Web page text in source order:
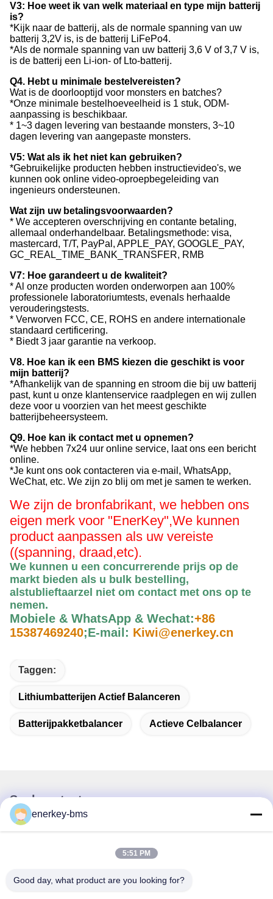
V3: Hoe weet ik van welk materiaal en type mijn batterij
is?
*Kijk naar de batterij, als de normale spanning van uw
batterij 3,2V is, is de batterij LiFePo4.
*Als de normale spanning van uw batterij 3,6 V of 3,7 V is,
is de batterij een Li-ion- of Lto-batterij.
Q4. Hebt u minimale bestelvereisten?
Wat is de doorlooptijd voor monsters en batches?
*Onze minimale bestelhoeveelheid is 1 stuk, ODM-
aanpassing is beschikbaar.
* 1~3 dagen levering van bestaande monsters, 3~10
dagen levering van aangepaste monsters.
V5: Wat als ik het niet kan gebruiken?
*Gebruikelijke producten hebben instructievideo's, we
kunnen ook online video-oproepbegeleiding van
ingenieurs ondersteunen.
Wat zijn uw betalingsvoorwaarden?
* We accepteren overschrijving en contante betaling,
allemaal onderhandelbaar. Betalingsmethode: visa,
mastercard, T/T, PayPal, APPLE_PAY, GOOGLE_PAY,
GC_REAL_TIME_BANK_TRANSFER, RMB
V7: Hoe garandeert u de kwaliteit?
* Al onze producten worden onderworpen aan 100%
professionele laboratoriumtests, evenals herhaalde
verouderingstests.
* Verworven FCC, CE, ROHS en andere internationale
standaard certificering.
* Biedt 3 jaar garantie na verkoop.
V8. Hoe kan ik een BMS kiezen die geschikt is voor
mijn batterij?
*Afhankelijk van de spanning en stroom die bij uw batterij
past, kunt u onze klantenservice raadplegen en wij zullen
deze voor u voorzien van het meest geschikte
batterijbeheersysteem.
Q9. Hoe kan ik contact met u opnemen?
*We hebben 7x24 uur online service, laat ons een bericht
online.
*Je kunt ons ook contacteren via e-mail, WhatsApp,
WeChat, etc. We zijn zo blij om met je samen te werken.
We zijn de bronfabrikant, we hebben ons
eigen merk voor "EnerKey",We kunnen
product aanpassen als uw vereiste
((spanning, draad,etc).
We kunnen u een concurrerende prijs op de
markt bieden als u bulk bestelling,
alstublieftaarzel niet om contact met ons op te
nemen.
Mobiele & WhatsApp & Wechat:+86
15387469240;E-mail: Kiwi@enerkey.cn
Taggen:
Lithiumbatterijen Actief Balanceren
Batterijpakketbalancer Actieve Celbalancer
Snel contact
Adres
Gebied A, negende verdieping, gebouw G, Guancheng Low
Carbon Industrial Park, Shangcun Community, Gongming
enerkey-bms
5:51 PM
Good day, what product are you looking for?